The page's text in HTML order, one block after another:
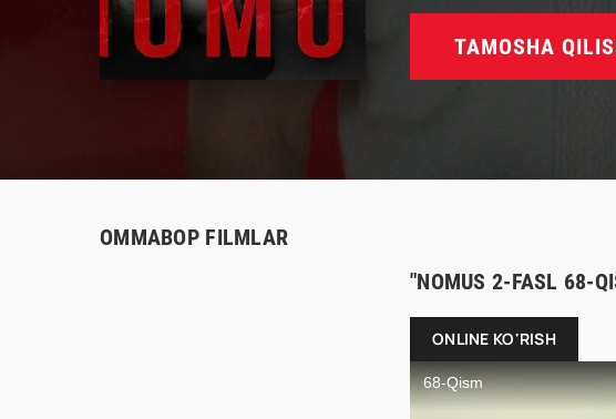
TAMOSHA
OMMABOP FILMLAR
"NOMUS 2-FASL 68-
ONLINE KO'RISH